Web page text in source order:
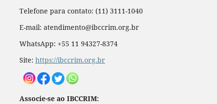
Telefone para contato: (11) 3111-1040
E-mail: atendimento@ibccrim.org.br
WhatsApp: +55 11 94327-8374
Site: https://ibccrim.org.br
Associe-se ao IBCCRIM: